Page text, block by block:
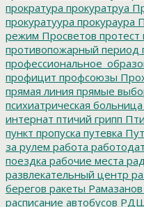
прократура прокуратруа
прокуратуура прокураура
режим Просветов протест
противопожарный период
профицит профсоюзы
прямая линия прямые
психиатрическая больница
интернат птичий грипп
пункт пропуска путевка
за рулем работа
поездка рабочие места
развлекательный центр
берегов ракеты Рамазанов
расписание автобусов